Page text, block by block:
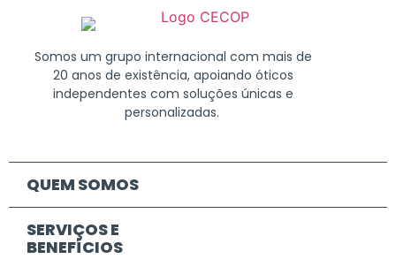
Somos um grupo internacional com mais de
20 anos de existência, apoiando óticos
independentes com soluções únicas e
personalizadas.
QUEM SOMOS
SERVIÇOS E
BENEFÍCIOS